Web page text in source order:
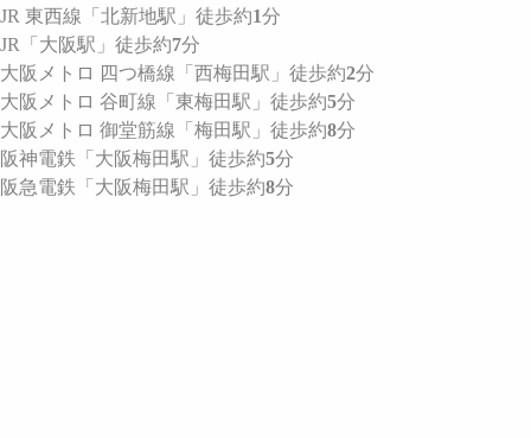
JR 東西線 「北新地駅」 徒歩約1分
JR
「大阪駅」 徒歩約7分
大阪メトロ 四つ橋線 「西梅田駅」 徒歩約2分
大阪メトロ 谷町線 「東梅田駅」 徒歩約5分
大阪メトロ 御堂筋線 「梅田駅」 徒歩約8分
阪神電鉄 「大阪梅田駅」 徒歩約5分
阪急電鉄 「大阪梅田駅」 徒歩約8分